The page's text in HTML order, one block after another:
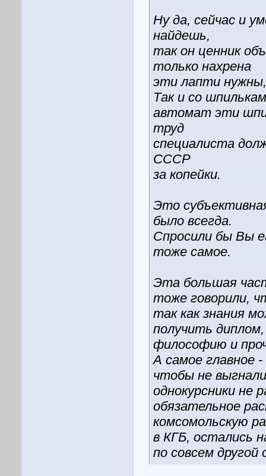
Ну да, сейчас и
найдешь,
так он ценник
только нахрена
эти лапти
Так и со
автомат эти
труд
специалиста
СССР
за копейки.
Это
было всегда.
Спросили бы Вы
тоже самое.
Эта большая
тоже говорили,
так как знания
получить
философию и
А самое главное
чтобы не
однокурсники не
обязательное
комсомольскую
в КГБ, остались
по совсем другой